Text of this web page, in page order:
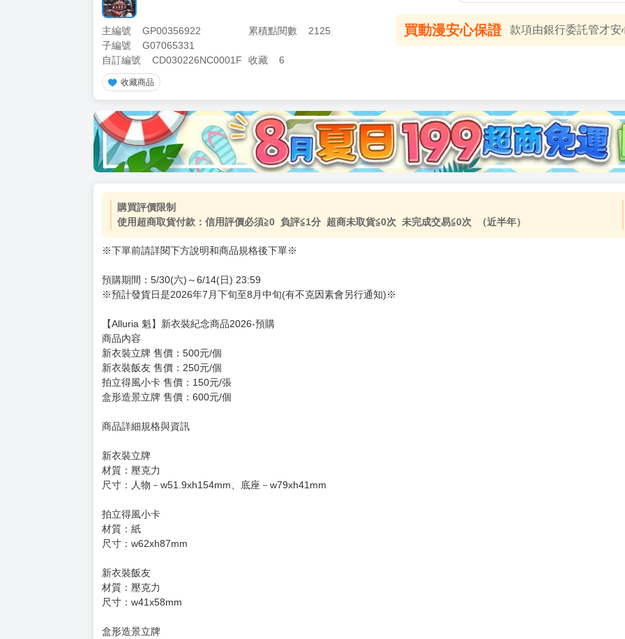
主編號
GP00356922
子編號
G07065331
累積點閱數 2125
自訂編號 CD030226NC0001F 收藏 6
收藏商品
買動漫安心保證 款項由銀行委託管才
購買評價限制
使用超商取貨付款：信用評價必須≧0 負評≦1分 超商未取貨≦0次 未完成交易≦0次 （近半年）
※下單前請詳閱下方說明和商品規格後下單※
預購期間：5/30(六)～6/14(日) 23:59
※預計發貨日是2026年7月下旬至8月中旬(有不克因素會另行通知)※
【Alluria 魁】新衣裝紀念商品2026-預購
商品內容
新衣裝立牌 售價：500元/個
新衣裝飯友 售價：250元/個
拍立得風小卡 售價：150元/張
盒形造景立牌 售價：600元/個
商品詳細規格與資訊
新衣裝立牌
材質：壓克力
尺寸：人物－w51.9xh154mm、底座－w79xh41mm
拍立得風小卡
材質：紙
尺寸：w62xh87mm
新衣裝飯友
材質：壓克力
尺寸：w41x58mm
盒形造景立牌